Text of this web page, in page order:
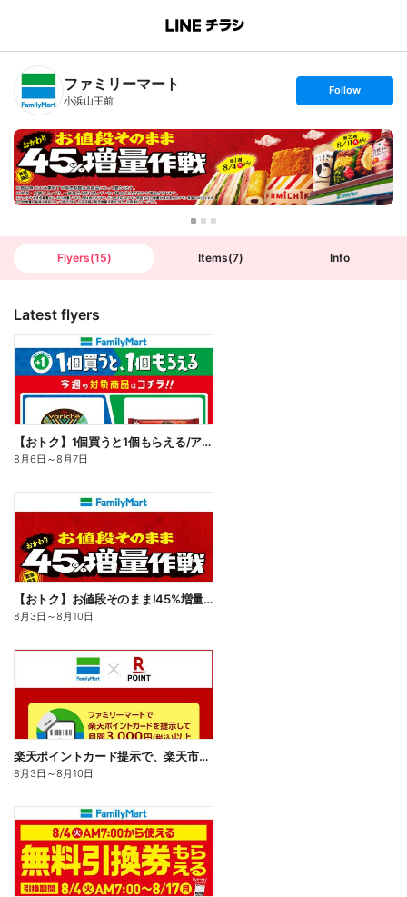
B
n
T
ファミリーマート
小浜山王前
s
t
o
l
l
o
w
Follow
Flyers(15) Items(7) Info
Latest flyers
【おトク】1個買うと1個もらえる/アイス
8月6日 ～8月7日
【おトク】お値段そのまま!45%増量作戦!
8月3日 ～8月10日
楽天ポイントカード提示で、楽天市場でのお買い物がおトクに!
8月3日 ～8月10日